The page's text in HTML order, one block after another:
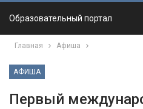
Образовательный портал
Главная Афиша
АФИША
Первый